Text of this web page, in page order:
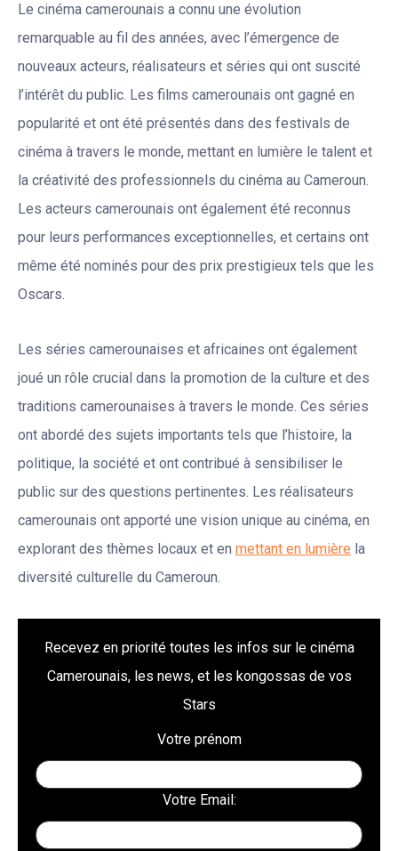
Le cinéma camerounais a connu une évolution
remarquable au fil des années, avec l’émergence de
nouveaux acteurs, réalisateurs et séries qui ont suscité
l’intérêt du public. Les films camerounais ont gagné en
popularité et ont été présentés dans des festivals de
cinéma à travers le monde, mettant en lumière le talent et
la créativité des professionnels du cinéma au Cameroun.
Les acteurs camerounais ont également été reconnus
pour leurs performances exceptionnelles, et certains ont
même été nominés pour des prix prestigieux tels que les
Oscars.
Les séries camerounaises et africaines ont également
joué un rôle crucial dans la promotion de la culture et des
traditions camerounaises à travers le monde. Ces séries
ont abordé des sujets importants tels que l’histoire, la
politique, la société et ont contribué à sensibiliser le
public sur des questions pertinentes. Les réalisateurs
camerounais ont apporté une vision unique au cinéma, en
explorant des thèmes locaux et en mettant en lumière la
diversité culturelle du Cameroun.
Recevez en priorité toutes les infos sur le cinéma
Camerounais, les news, et les kongossas de vos
Stars
Votre prénom
Votre Email: